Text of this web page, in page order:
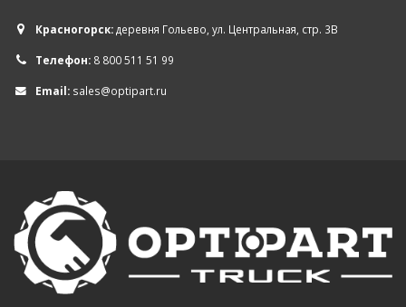
Красногорск:деревня Гольево, ул. Центральная, стр. 3В
Телефон: 8 800 511 51 99
Email: sales@optipart.ru